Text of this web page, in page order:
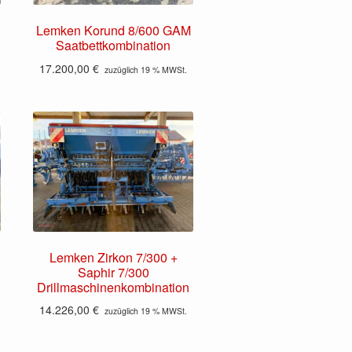
Lemken Korund 8/600 GAM
Saatbettkombination
17.200,00€ zuzüglich 19 % MWSt.
Lemken Zirkon 7/300 +
Saphir 7/300
Drillmaschinenkombination
14.226,00€ zuzüglich 19 % MWSt.